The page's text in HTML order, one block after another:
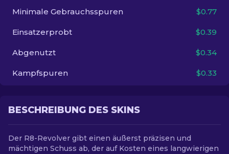
DE
Minimale Gebrauchsspuren $0.77
Einsatzerprobt $0.39
Abgenutzt $0.34
Kampfspuren $0.33
BESCHREIBUNG DES SKINS
Der R8-Revolver gibt einen äußerst präzisen und
mächtigen Schuss ab, der auf Kosten eines langwierigen